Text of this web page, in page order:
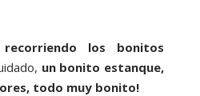
recorriendo los bonitos
un bonito estanque,
todo muy bonito!